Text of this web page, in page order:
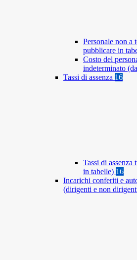
Personale non a
pubblicare in
Costo del
indeterminato
Tassi di assenza 16
Tassi di assenza
in tabelle) 16
Incarichi conferiti e
(dirigenti e non